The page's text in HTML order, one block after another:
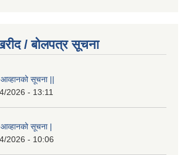
/ बोलपत्र सूचना
आव्हानको सूचना ||
2026 - 13:11
सूचना |
2026 - 10:06